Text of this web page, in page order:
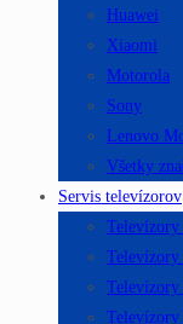
Huawei
Xiaomi
Motorola
Sony
Lenovo
Všetky
Servis televízorov
Televízory
Televízory